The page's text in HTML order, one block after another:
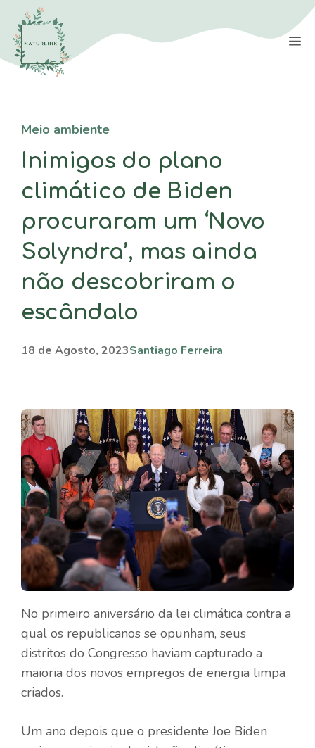
Saltar
para
conteúdo
Meio ambiente
Inimigos do plano
climático de Biden
procuraram um ‘Novo
Solyndra’, mas ainda
não descobriram o
escândalo
18 de Agosto, 2023Santiago Ferreira
No primeiro aniversário da lei climática contra a
qual os republicanos se opunham, seus
distritos do Congresso haviam capturado a
maioria dos novos empregos de energia limpa
criados.
Um ano depois que o presidente Joe Biden